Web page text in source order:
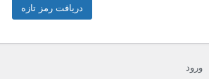
ورود